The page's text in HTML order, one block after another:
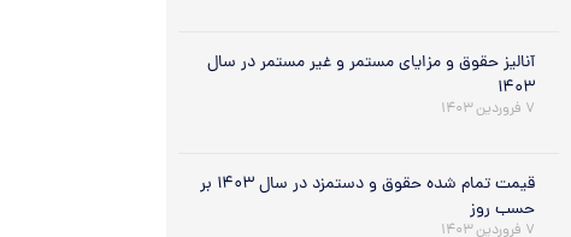
آنالیز حقوق و مزایای مستمر و غیر مستمر در سال
۱۴۰۳
۷ فروردین ۱۴۰۳
قیمت تمام شده حقوق و دستمزد در سال ۱۴۰۳ بر
حسب روز
۷ فروردین ۱۴۰۳